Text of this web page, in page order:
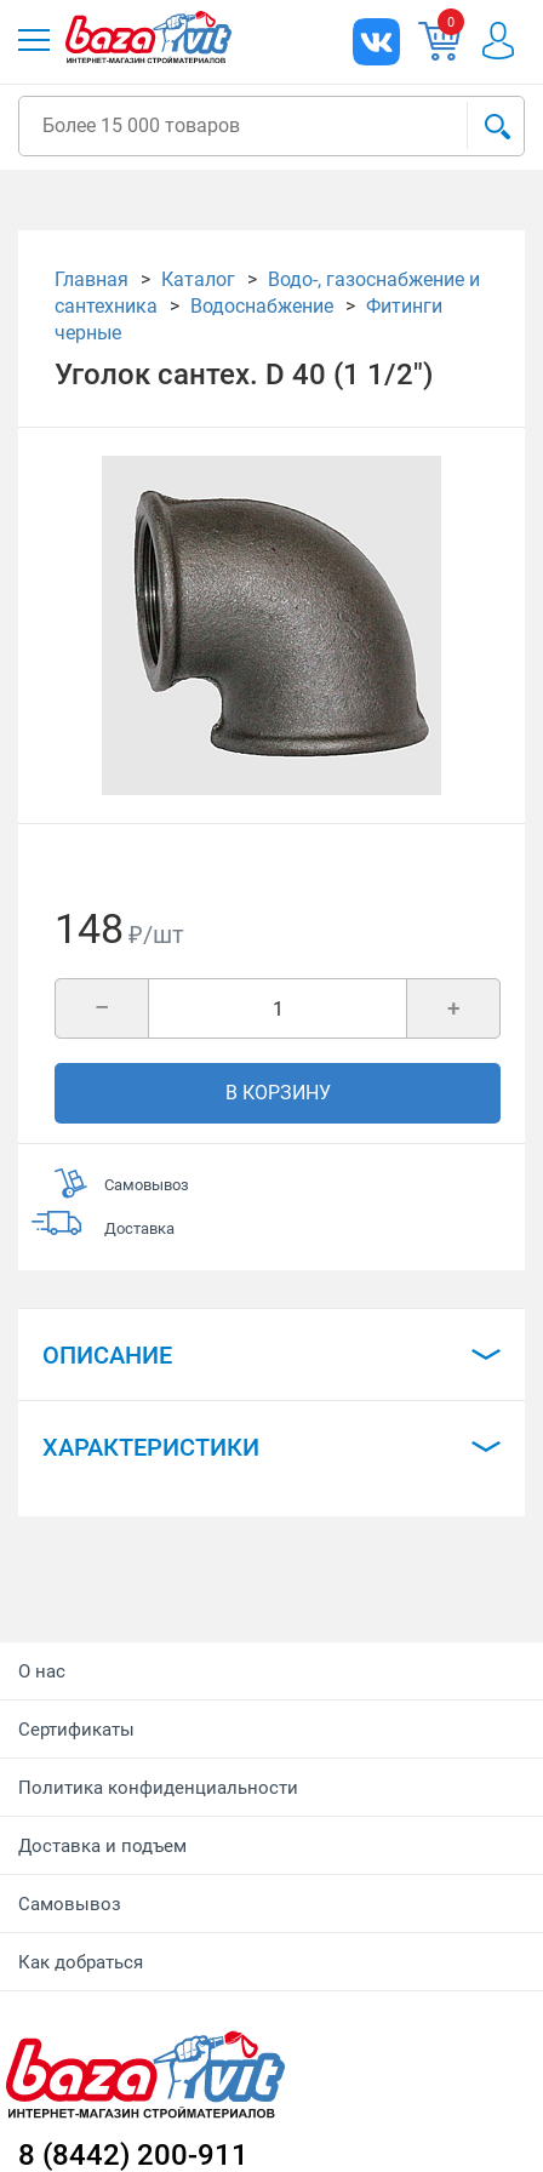
0
Главная Каталог
Водо-, газоснабжение и
сантехника
Водоснабжение
Фитинги
черные
Уголок сантех. D 40 (1 1/2")
148 ₽/шт
+
–
В КОРЗИНУ
Самовывоз
Доставка
ОПИСАНИЕ
ХАРАКТЕРИСТИКИ
О нас
Сертификаты
Политика конфиденциальности
Доставка и подъем
Самовывоз
Как добраться
8 (8442) 200-911